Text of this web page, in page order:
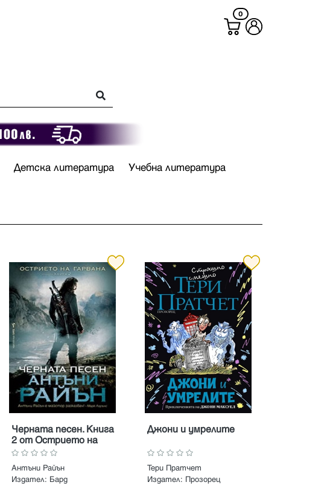
0
Детска литература Учебна литература
Черната песен. Книга
2 от Острието на
гарвана
Антъни Райън
Издател: Бард
Джони и умрелите
Тери Пратчет
Издател: Прозорец